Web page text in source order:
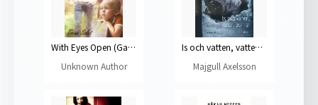
With Eyes Open (Gay Romance)
Unknown Author
Is och vatten, vatten och is
Majgull Axelsson